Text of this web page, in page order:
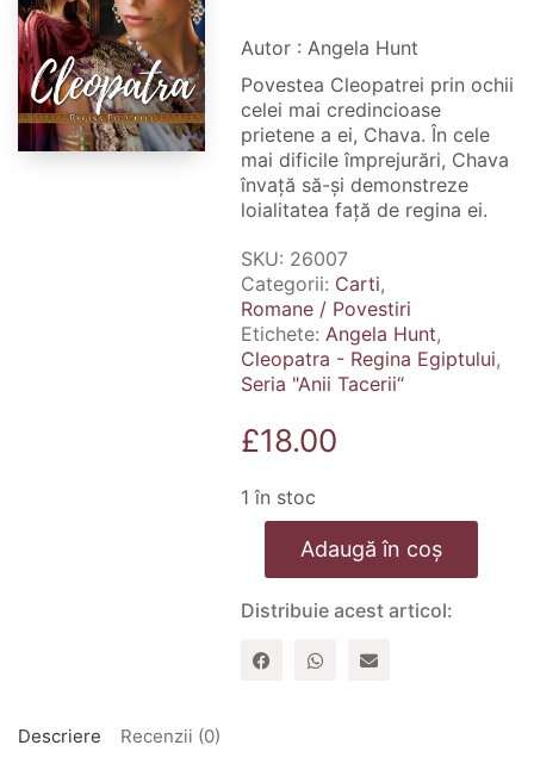
Autor : Angela Hunt
Povestea Cleopatrei prin ochii
celei mai credincioase
prietene a ei, Chava. În cele
mai dificile împrejurări, Chava
învață să-și demonstreze
loialitatea față de regina ei.
SKU: 26007
Categorii: Carti,
Romane / Povestiri
Etichete: Angela Hunt,
Cleopatra - Regina Egiptului,
Seria "Anii Tacerii“
£18.00
1 în stoc
Cantitate
Cleopatra
Regina
Egiptului.
"Anii
Adaugă în coș
Distribuie acest articol:
Descriere Recenzii (0)